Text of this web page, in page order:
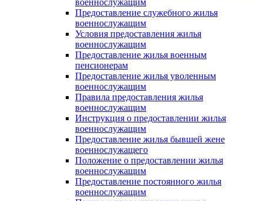
военнослужащим
Предоставление служебного жилья
военнослужащим
Условия предоставления жилья
военнослужащим
Предоставление жилья военным
пенсионерам
Предоставление жилья уволенным
военнослужащим
Правила предоставления жилья
военнослужащим
Инструкция о предоставлении жилья
военнослужащим
Предоставление жилья бывшей жене
военнослужащего
Положение о предоставлении жилья
военнослужащим
Предоставление постоянного жилья
военнослужащим